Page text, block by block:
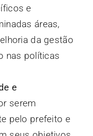
e
áreas,
da gestão
nas políticas
e
serem
pelo prefeito e